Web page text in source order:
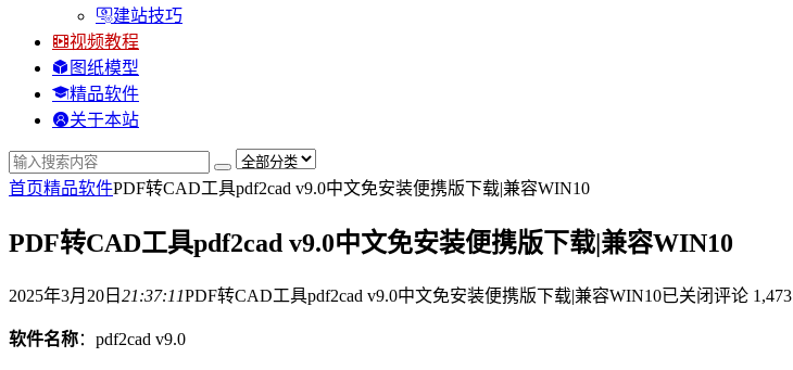
建站技巧
视频教程
图纸模型
精品软件
关于本站
首页精品软件PDF转CAD工具pdf2cad v9.0中文免安装便携版下载|兼容WIN10
PDF转CAD工具pdf2cad v9.0中文免安装便携版下载|兼容WIN10
2025年3月20日 21:37:11PDF转CAD工具pdf2cad v9.0中文免安装便携版下载|兼容WIN10已关闭评论 1,473
软件名称：pdf2cad v9.0